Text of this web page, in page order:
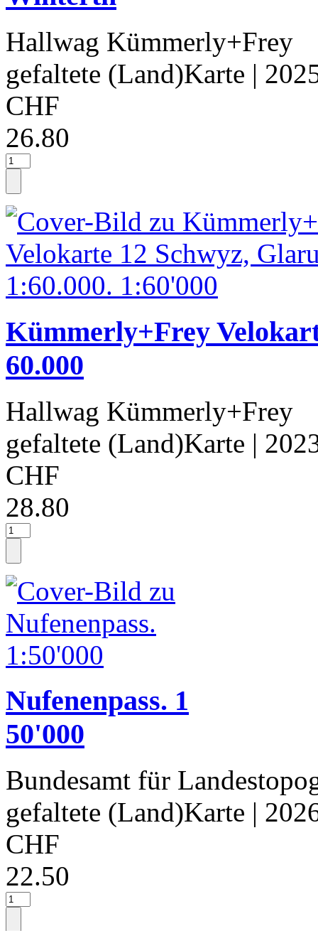
Hallwag Kümmerly+Frey
gefaltete (Land)Karte |
CHF
26.80
Kümmerly+Frey
60.000
Hallwag Kümmerly+Frey
gefaltete (Land)Karte |
CHF
28.80
Nufenenpass. 1
50'000
Bundesamt für
gefaltete (Land)Karte |
CHF
22.50